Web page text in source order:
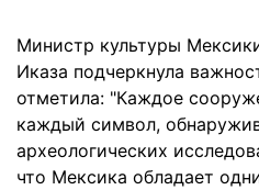
Министр культуры
Иказа подчеркнула
отметила: "Каждое
каждый символ,
археологических
что Мексика обладает